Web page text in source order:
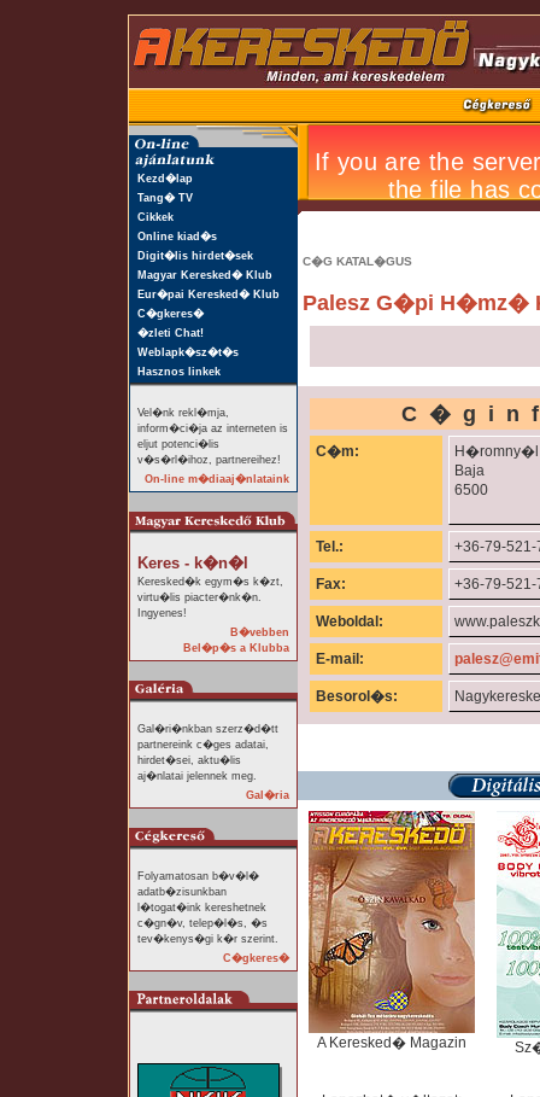
Kezd�lap
Tang� TV
Cikkek
Online kiad�s
Digit�lis hirdet�sek
Magyar Keresked� Klub
Eur�pai Keresked� Klub
C�gkeres�
�zleti Chat!
Weblapk�sz�t�s
Hasznos linkek
Vel�nk rekl�mja,
inform�ci�ja az interneten is
eljut potenci�lis
v�s�rl�ihoz, partnereihez!
On-line m�diaaj�nlataink
Keres - k�n�l
Keresked�k egym�s k�zt,
virtu�lis piacter�nk�n.
Ingyenes!
B�vebben
Bel�p�s a Klubba
Gal�ri�nkban szerz�d�tt
partnereink c�ges adatai,
hirdet�sei, aktu�lis
aj�nlatai jelennek meg.
Gal�ria
Folyamatosan b�v�l�
adatb�zisunkban
l�togat�ink kereshetnek
c�gn�v, telep�l�s, �s
tev�kenys�gi k�r szerint.
C�gkeres�
C�G KATAL�GUS
Palesz G�pi H�mz�
C�m:
H�romny�l
Baja
6500
Tel.: +36-79-
Fax: +36-79-521-
Weboldal:
E-mail:
Besorol�s:
A Keresked� Magazin